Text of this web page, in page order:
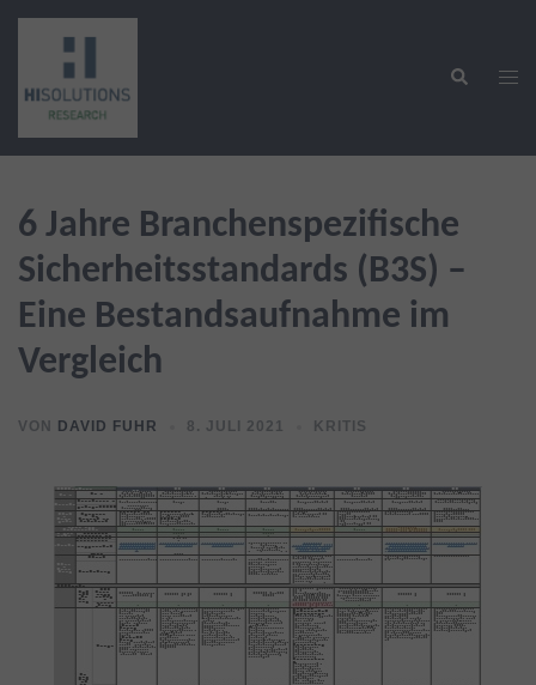
Zum
springen
Suche
6 Jahre Branchenspezifische
Sicherheitsstandards (B3S) –
Eine Bestandsaufnahme im
Vergleich
VON DAVID FUHR 8. JULI 2021 KRITIS